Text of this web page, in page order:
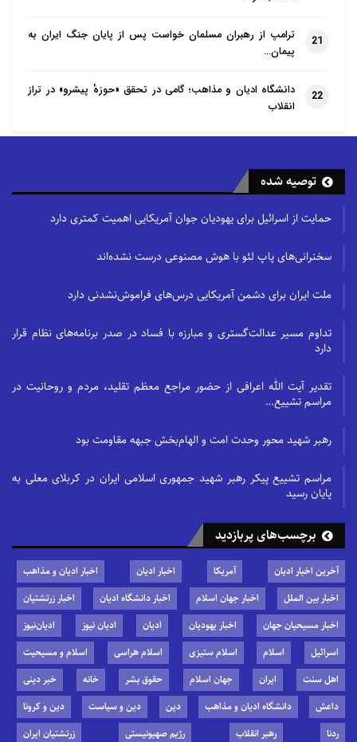
21
ترامپ از رهبران مسلمان خواست پس از پایان جنگ ایران به
پیمان…
22
دانشگاه ادیان و مذاهب؛ گامی در تحقق «حوزهٔ پیشرو» در تراز
انقلاب
توصیه شده
حمایت از اسرائیل برای یهودیان جوان آمریکایی اهمیت کمتری دارد
سخنرانی‌های پاپ لئو با هوش مصنوعی درست نشده‌اند
ملت ایران برای دشمن آمریکایی درس‌های فراموش‌نشدنی دارد
تداوم مسیر عدالت‌گستری و مبارزه با فساد در صدر برنامه‌های نظام قرار
دارد
تقدیر آیت الله اعرافی از حضور مراجع معظم تقلید، مردم و روحانیت در
مراسم تشییع…
رهبر شهید محور وحدت امت و الهام‌بخش جبهه مقاومت بود
مراسم تشییع پیکر رهبر شهید جمهوری اسلامی ایران در کربلای معلی به
پایان رسید
برچسب‌های پربازدید
آخرین اخبار ادیان آمریکا اخبار ادیان
اخبار ادیان و مذاهب
اخبار بین الملل
اخبار جهان اسلام اخبار دانشگاه ادیان
اخبار زرتشتیان
اخبار مسیحیان جهان
اخبار یهودیان ادیان ادیان نیوز
ادیان‌نیوز
اسرائیل
اسلام اسلام ستیزی اسلام هراسی
اسلام و مسیحیت
اهل سنت
ایران جهان اسلام حقوق بشر خانه
خبر دینی
داعش
دانشگاه ادیان و مذاهب دین دین و سیاست
دین و کرونا
ردنا
رهبر انقلاب رژیم صهیونیستی زرتشتیان ایران